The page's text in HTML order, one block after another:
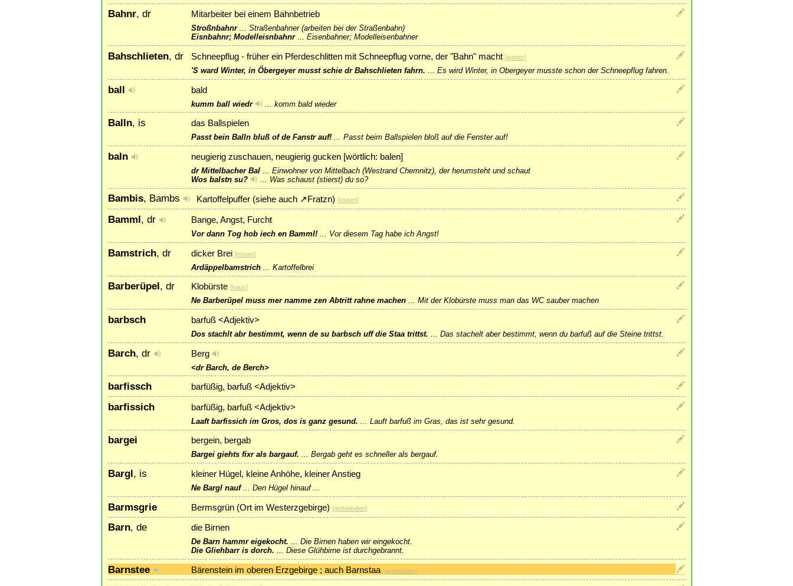
Bahnr, dr Mitarbeiter bei einem Bahnbetrieb
Stroßnbahnr... Straßenbahner (arbeiten bei der Straßenbahn)
Eisnbahnr; Modelleisnbahnr... Eisenbahner; Modelleisenbahner
Bahschlieten, dr Schneepflug - früher ein Pferdeschlitten mit Schneepflug vorne, der "Bahn" macht [wetter]
'S ward Winter, in Öbergeyer musst schie dr Bahschlieten fahrn. Es wird Winter, in Obergeyer musste schon der Schneepflug fahren.
ball bald
kumm ball wiedr komm bald wieder
Balln, is das Ballspielen
Passt bein Balln bluß of de Fanstr auf!... Passt beim Ballspielen bloß auf die Fenster auf!
baln neugierig zuschauen, neugierig gucken [wörtlich: balen]
dr Mittelbacher Bal... Einwohner von Mittelbach (Westrand Chemnitz), der herumsteht und schaut
Wos balstn su?
Was schaust (stierst) du so?
Bambis, Bambs Kartoffelpuffer (siehe auch ↗ Fratzn) [essen]
Bamml, dr Bange, Angst, Furcht
Vor dann Tog hob iech en Bamml!... Vor diesem Tag habe ich Angst!
Bamstrich, dr dicker Brei [essen]
Ardäppelbamstrich... Kartoffelbrei
Barberüpel, dr Klobürste [haus]
Ne Barberüpel muss mer namme zen Abtritt rahne machen... Mit der Klobürste muss man das WC sauber machen
barbsch barfuß <Adjektiv>
Dos stachlt abr bestimmt, wenn de su barbsch uff die Staa trittst. Das stachelt aber bestimmt, wenn du barfuß auf die Steine trittst.
Barch, dr Berg
<dr Barch, de Berch>
barfissch barfüßig, barfuß <Adjektiv>
barfissich barfüßig, barfuß <Adjektiv>
Laaft barfissich im Gros, dos is ganz gesund. Lauft barfuß im Gras, das ist sehr gesund.
bargei bergein, bergab
Bargei giehts fixr als bargauf. ... Bergab geht es schneller als bergauf.
Bargl, is kleiner Hügel, kleine Anhöhe, kleiner Anstieg
Ne Bargl nauf... Den Hügel hinauf ...
Barmsgrie Bermsgrün (Ort im Westerzgebirge) [gemeinden]
Barn, de die Birnen
De Barn hammr eigekocht. ... Die Birnen haben wir eingekocht.
Die Gliehbarr is dorch. ... Diese Glühbirne ist durchgebrannt.
Barnstee Bärenstein im oberen Erzgebirge ; auch Barnstaa [gemeinden]